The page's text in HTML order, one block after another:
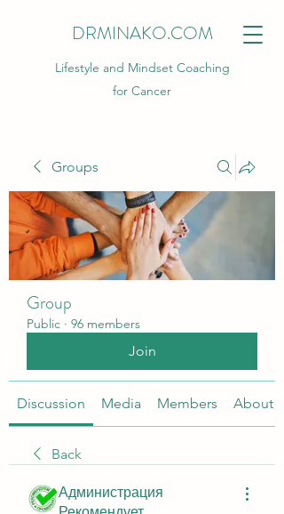
DRMINAKO.COM
Lifestyle and Mindset Coaching
for Cancer
Groups
Group
Public · 96 members
Join
Discussion Media Members About
Back
Администрация